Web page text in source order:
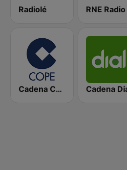
Radiolé RNE
Cadena COPE Cadena